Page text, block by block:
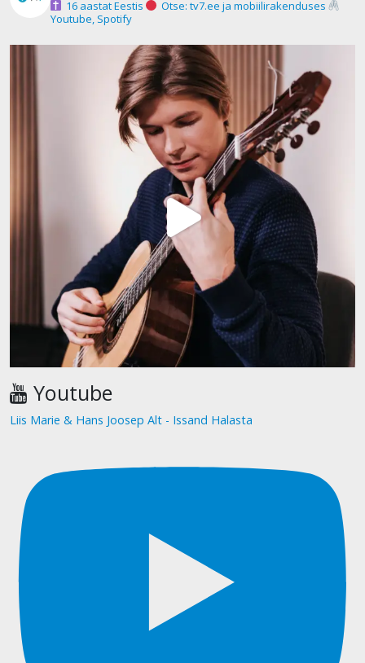
16 aastat Eestis
Otse: tv7.ee ja mobiilirakenduses
Youtube, Spotify
Youtube
Liis Marie & Hans Joosep Alt - Issand Halasta